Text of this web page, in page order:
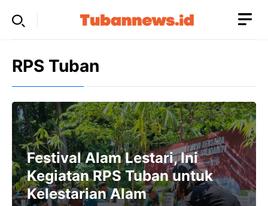
RPS Tuban
Festival Alam Lestari, Ini
Kegiatan RPS Tuban untuk
Kelestarian Alam